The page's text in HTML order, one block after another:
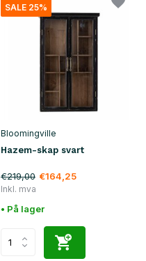
SALE 25%
Bloomingville
Hazem-skap svart
€219,00 €164,25
Inkl. mva
• På lager